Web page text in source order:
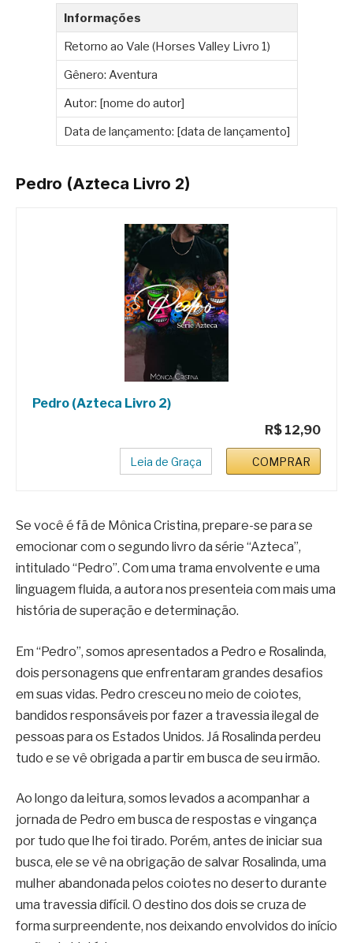
Informações
Retorno ao Vale (Horses Valley Livro 1)
Gênero: Aventura
Autor: [nome do autor]
Data de lançamento: [data de lançamento]
Pedro (Azteca Livro 2)
Pedro (Azteca Livro 2)
R$ 12,90
Leia de Graça COMPRAR
Se você é fã de Mônica Cristina, prepare-se para se
emocionar com o segundo livro da série “Azteca”,
intitulado “Pedro”. Com uma trama envolvente e uma
linguagem fluida, a autora nos presenteia com mais uma
história de superação e determinação.
Em “Pedro”, somos apresentados a Pedro e Rosalinda,
dois personagens que enfrentaram grandes desafios
em suas vidas. Pedro cresceu no meio de coiotes,
bandidos responsáveis por fazer a travessia ilegal de
pessoas para os Estados Unidos. Já Rosalinda perdeu
tudo e se vê obrigada a partir em busca de seu irmão.
Ao longo da leitura, somos levados a acompanhar a
jornada de Pedro em busca de respostas e vingança
por tudo que lhe foi tirado. Porém, antes de iniciar sua
busca, ele se vê na obrigação de salvar Rosalinda, uma
mulher abandonada pelos coiotes no deserto durante
uma travessia difícil. O destino dos dois se cruza de
forma surpreendente, nos deixando envolvidos do início